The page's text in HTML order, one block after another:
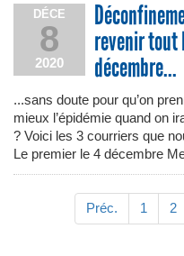
DÉCE
8
2020
revenir tout
décembre...
...sans doute pour qu’on
mieux l’épidémie quand on
? Voici les 3 courriers que
Le premier le 4 décembre
Préc. 1 2